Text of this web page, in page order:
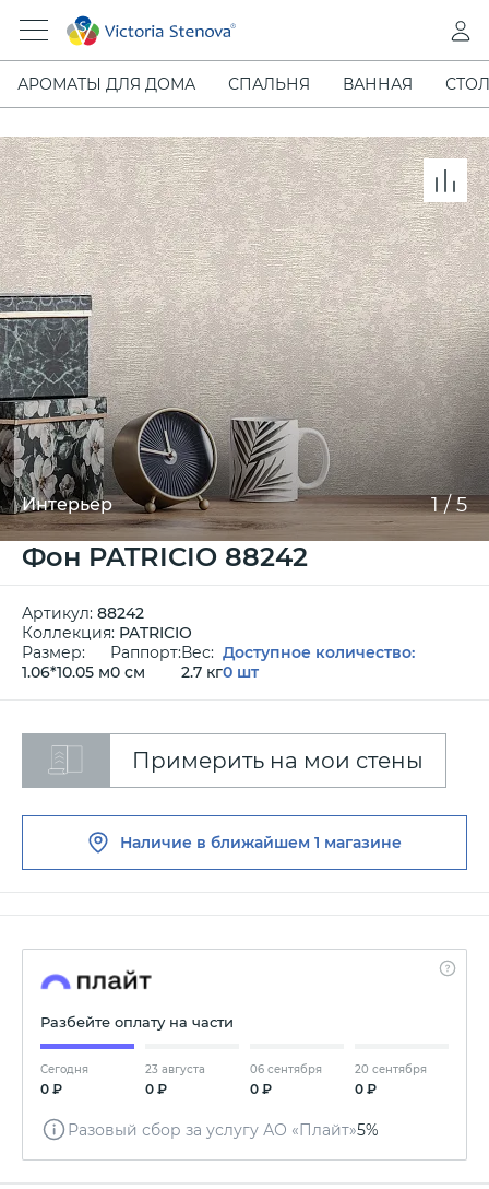
АРОМАТЫ ДЛЯ ДОМА СПАЛЬНЯ ВАННАЯ
Интерьер 1/5
Фон PATRICIO 88242
Артикул: 88242
Коллекция: PATRICIO
Размер:
1.06*10.05 м
Раппорт:
0 см
Вес:
2.7 кг
Доступное количество:
0 шт
Примерить на мои стены
Наличие в ближайшем 1 магазине
Разбейте оплату на части
Сегодня
0 ₽
23 августа
0 ₽
06 сентября
0 ₽
20 сентября
0 ₽
Разовый сбор за услугу АО «Плайт»5%